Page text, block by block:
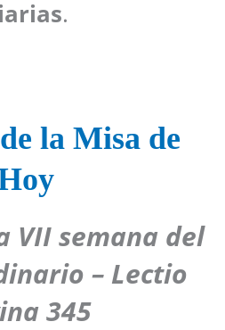
.
la Misa de
VII semana del
– Lectio
345